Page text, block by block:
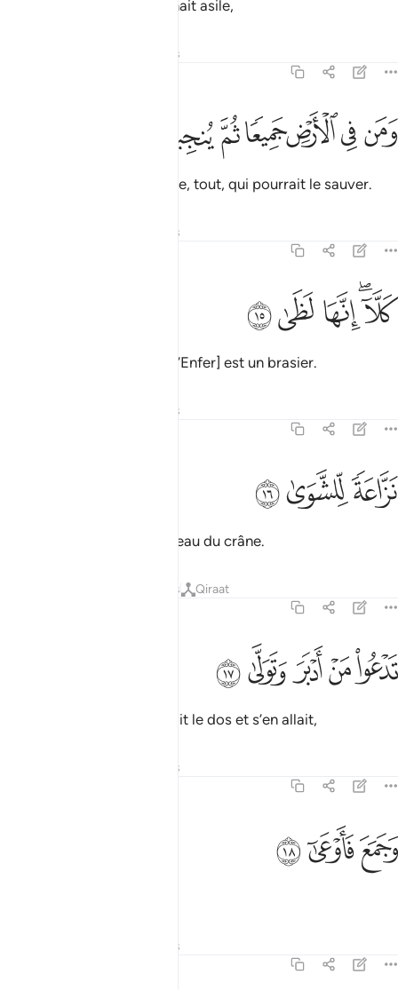
même son clan qui lui donnait asile,
Réflexions
ومن في الارض جميعا ثم ينجيه ١٤
وَمَن فِى ٱلْأَرْضِ جَمِيعًۭا ثُمَّ يُنجِيهِ ١٤
ﱓﱔﱕﱖﱗﱘ
et tout ce qui est sur la terre, tout, qui pourrait le sauver.
Réflexions
كلا انها لظى ١٥
كَلَّآ ۖ إِنَّهَا لَظَىٰ ١٥
ﱚﱛﱜﱝﱞ
Mais rien [ne le sauvera]. [L’Enfer] est un brasier.
Réflexions
نزاعة للشوى ١٦
نَزَّاعَةًۭ لِّلشَّوَىٰ ١٦
ﱟﱠﱡ
arrachant brutalement la peau du crâne.
Réflexions Qiraat
تدعو من ادبر وتولى ١٧
تَدْعُوا۟ مَنْ أَدْبَرَ وَتَوَلَّىٰ ١٧
ﱢﱣﱤﱥﱦ
Il appellera celui qui tournait le dos et s’en allait,
Réflexions
وجمع فاوعى ١٨
وَجَمَعَ فَأَوْعَىٰٓ ١٨
ﱧﱨﱩ
Réflexions